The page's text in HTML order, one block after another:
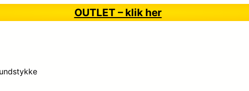
OUTLET – klik her